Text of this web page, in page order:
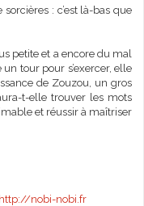
: c’est là-bas que
petite et a encore du mal
tour pour s’exercer, elle
de Zouzou, un gros
t-elle trouver les mots
et réussir à maîtriser
http://nobi-nobi.fr